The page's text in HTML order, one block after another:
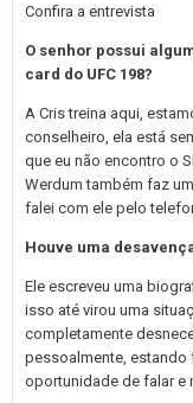
Confira a entrevista
O senhor possui
card do UFC 198?
A Cris treina aqui,
conselheiro, ela está
que eu não encontro o
Werdum também faz
falei com ele pelo
Houve uma
Ele escreveu uma
isso até virou uma
completamente
pessoalmente, estando
oportunidade de falar e